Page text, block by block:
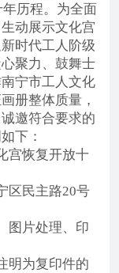
历程。为全面
动展示文化宫
时代工人阶级
聚力、鼓舞士
宁市工人文化
册整体质量，
邀符合要求的
下：
宫恢复开放十
区民主路20号
图片处理、印
明为复印件的